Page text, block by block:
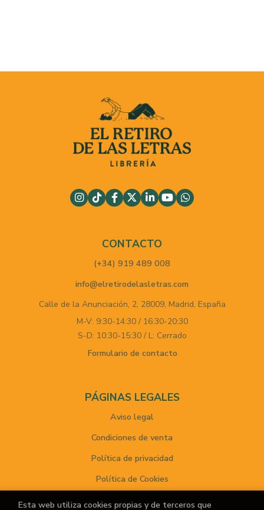
CONTACTO
(+34) 919 489 008
info@elretirodelasletras.com
Calle de la Anunciación, 2, 28009, Madrid, España
M-V: 9:30-14:30 / 16:30-20:30
S-D: 10:30-15:30 / L: Cerrado
Formulario de contacto
PÁGINAS LEGALES
Aviso legal
Condiciones de venta
Política de privacidad
Política de Cookies
Esta web utiliza cookies propias y de terceros que